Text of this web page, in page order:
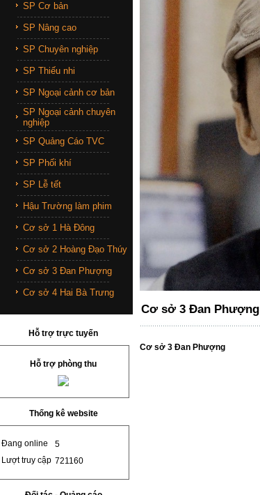
SP Cơ bản
SP Nâng cao
SP Chuyên nghiệp
SP Thiếu nhi
SP Ngoại cảnh cơ bản
SP Ngoại cảnh chuyên
nghiệp
SP Quảng Cáo TVC
SP Phối khí
SP Lễ tết
Hậu Trường làm phim
Cơ sở 1 Hà Đông
Cơ sở 2 Hoàng Đạo Thúy
Cơ sở 3 Đan Phượng
Cơ sở 4 Hai Bà Trưng
Hỗ trợ trực tuyến
Hỗ trợ phòng thu
Thống kê website
Đang online
5
Lượt truy cập 721160
Cơ sở 3 Đan Phượng
Cơ sở 3 Đan Phượng